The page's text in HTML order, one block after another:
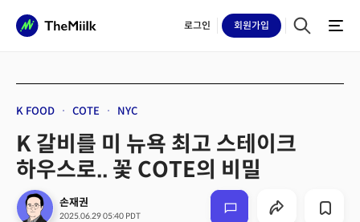
로그인 회원가입
K FOOD COTE NYC
K 갈비를 미 뉴욕 최고 스테이크
하우스로.. 꽃 COTE의 비밀
손재권
2025.06.29 05:40 PDT